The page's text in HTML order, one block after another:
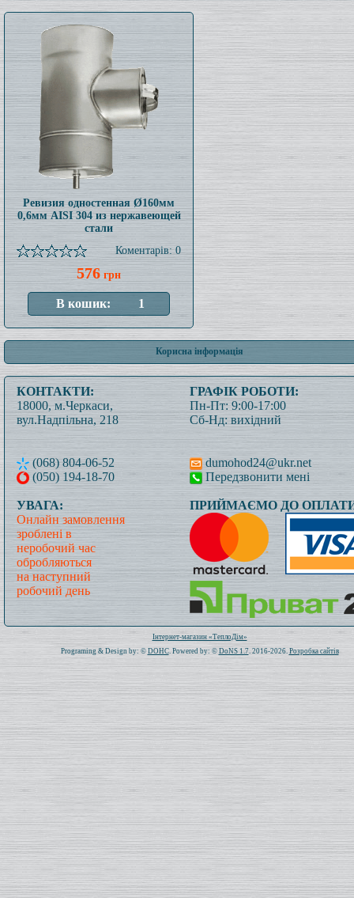
Ревизия одностенная Ø160мм
0,6мм AISI 304 из нержавеющей
стали
Коментарів: 0
576 грн
Корисна інформація
КОНТАКТИ:
18000, м.Черкаси,
вул.Надпільна, 218
(068) 804-06-52
(050) 194-18-70
ГРАФІК РОБОТИ:
Пн-Пт: 9:00-17:00
Сб-Нд: вихідний
dumohod24@ukr.net
Передзвонити мені
УВАГА:
Онлайн замовлення
зроблені в
неробочий час
обробляються
на наступний
робочий день
ПРИЙМАЄМО ДО
Всього: 1020831 Сьогодні: 448
Інтернет-магазин «ТеплоДім»
Programing & Design by: © DOHC. Powered by: © DoNS 1.7. 2016-2026. Розробка сайтів